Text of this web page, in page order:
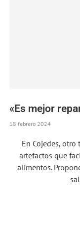
«Es mejor
18 febrero 2024
En Cojedes,
artefactos que
alimentos.